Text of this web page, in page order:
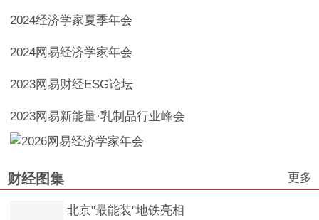
2024经济学家夏季年会
2024网易经济学家年会
2023网易财经ESG论坛
2023网易新能量·乳制品行业峰会
财经图集 更多
北京"最能装"地铁亮相